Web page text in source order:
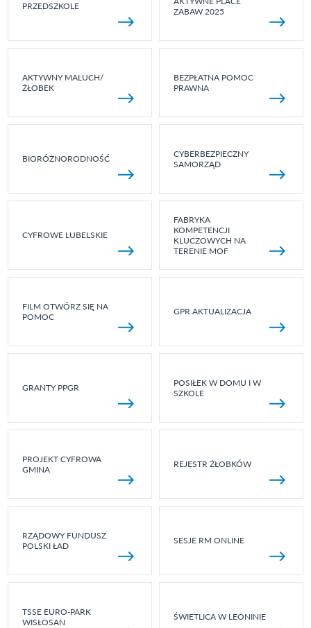
PRZEDSZKOLE
ZABAW 2025
AKTYWNY MALUCH/
ŻŁOBEK
BEZPŁATNA POMOC
PRAWNA
BIORÓŻNORODNOŚĆ
CYBERBEZPIECZNY
SAMORZĄD
CYFROWE LUBELSKIE
FABRYKA
KOMPETENCJI
KLUCZOWYCH NA
TERENIE MOF
FILM OTWÓRZ SIĘ NA
POMOC
GPR AKTUALIZACJA
GRANTY PPGR
POSIŁEK W DOMU I W
SZKOLE
PROJEKT CYFROWA
GMINA
REJESTR ŻŁOBKÓW
RZĄDOWY FUNDUSZ
POLSKI ŁAD
SESJE RM ONLINE
TSSE EURO-PARK
WISŁOSAN
ŚWIETLICA W LEONINIE